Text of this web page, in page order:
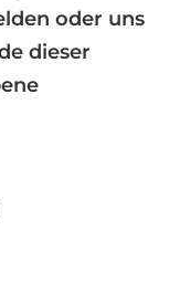
oder uns
dieser